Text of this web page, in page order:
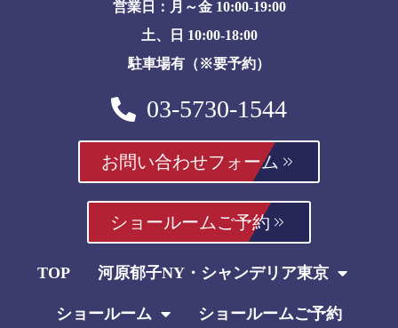
営業日：月～金 10:00-19:00
土、日 10:00-18:00
駐車場有（※要予約）
03-5730-1544
お問い合わせフォーム
ショールームご予約
TOP 河原郁子NY・シャンデリア東京
ショールーム ショールームご予約